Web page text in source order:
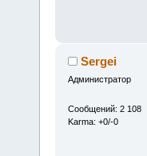
Sergei
Администратор
Сообщений: 2 108
Karma: +0/-0